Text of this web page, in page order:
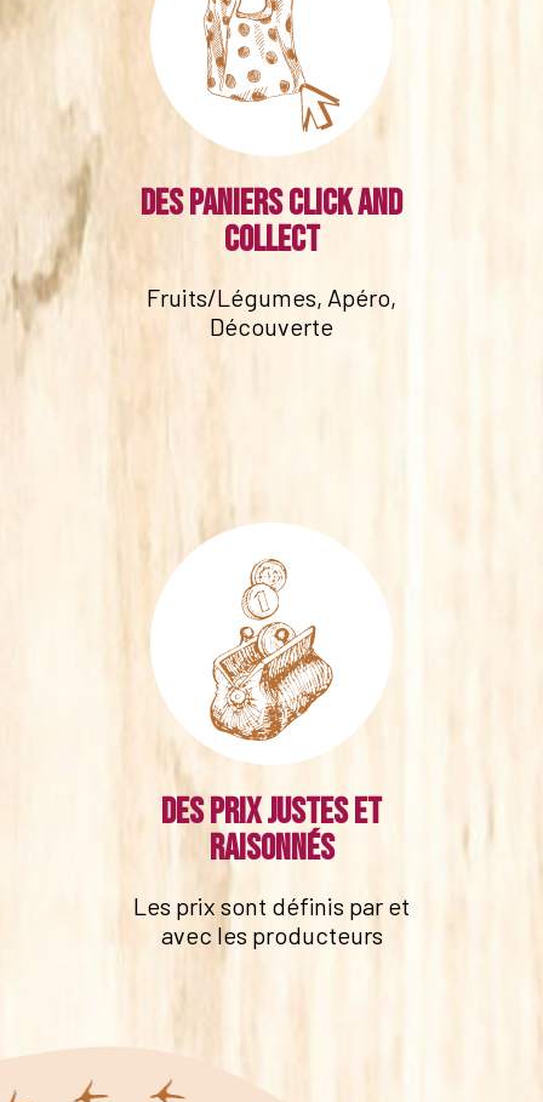
Des paniers click and
collect
Fruits/Légumes, Apéro,
Découverte
Des prix justes et
raisonnés
Les prix sont définis par et
avec les producteurs